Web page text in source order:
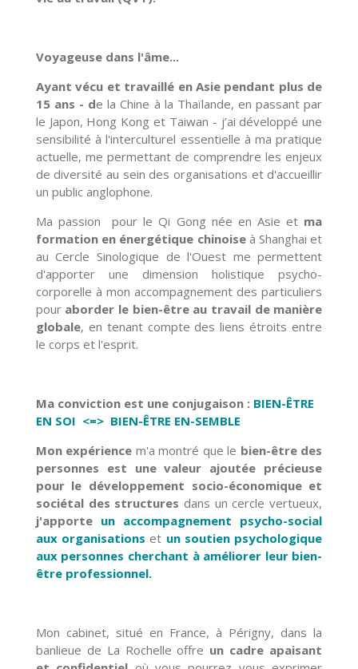
Voyageuse dans l'âme...
Ayant vécu et travaillé en Asie pendant plus de
15 ans - de la Chine à la Thaïlande, en passant par
le Japon, Hong Kong et Taiwan - j’ai développé une
sensibilité à l'interculturel essentielle à ma pratique
actuelle, me permettant de comprendre les enjeux
de diversité au sein des organisations et d'accueillir
un public anglophone.
Ma passion pour le Qi Gong née en Asie et ma
formation en énergétique chinoiseà Shanghai et
au Cercle Sinologique de l'Ouest me permettent
d'apporter une dimension holistique psycho-
corporelle à mon accompagnement des particuliers
pour aborder le bien-être au travail de manière
globale, en tenant compte des liens étroits entre
le corps et l'esprit.
Ma conviction est une conjugaison : BIEN-ÊTRE
EN SOI <=> BIEN-ÊTRE EN-SEMBLE
Mon expérience m'a montré que le bien-être des
personnes est une valeur ajoutée précieuse
pour le développement socio-économique et
sociétal des structures dans un cercle vertueux,
j'apporte un accompagnement psycho-social
aux organisations et un soutien psychologique
aux personnes cherchant à améliorer leur bien-
être professionnel.
Mon cabinet, situé en France, à Périgny, dans la
banlieue de La Rochelle offre un cadre apaisant